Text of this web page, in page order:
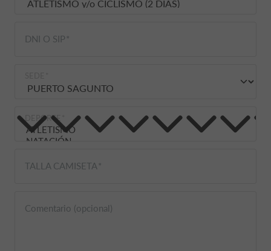
DNI O SIP
DEPORTE
TALLA CAMISETA
Comentario (opcional)